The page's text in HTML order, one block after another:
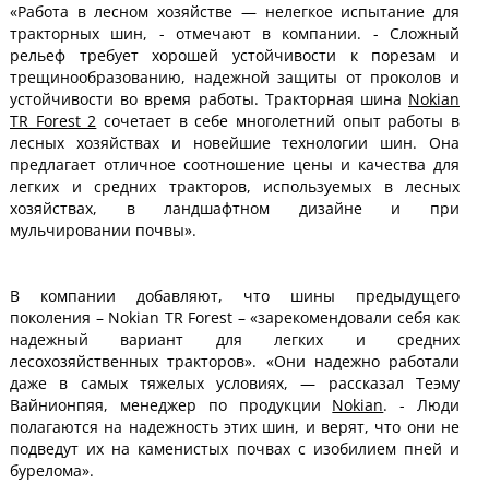
«Работа в лесном хозяйстве — нелегкое испытание для
тракторных шин, - отмечают в компании. - Сложный
рельеф требует хорошей устойчивости к порезам и
трещинообразованию, надежной защиты от проколов и
устойчивости во время работы. Тракторная шина Nokian
TR Forest 2 сочетает в себе многолетний опыт работы в
лесных хозяйствах и новейшие технологии шин. Она
предлагает отличное соотношение цены и качества для
легких и средних тракторов, используемых в лесных
хозяйствах, в ландшафтном дизайне и при
мульчировании почвы».
В компании добавляют, что шины предыдущего
поколения – Nokian TR Forest – «зарекомендовали себя как
надежный вариант для легких и средних
лесохозяйственных тракторов». «Они надежно работали
даже в самых тяжелых условиях, — рассказал Теэму
Вайнионпяя, менеджер по продукции Nokian. - Люди
полагаются на надежность этих шин, и верят, что они не
подведут их на каменистых почвах с изобилием пней и
бурелома».